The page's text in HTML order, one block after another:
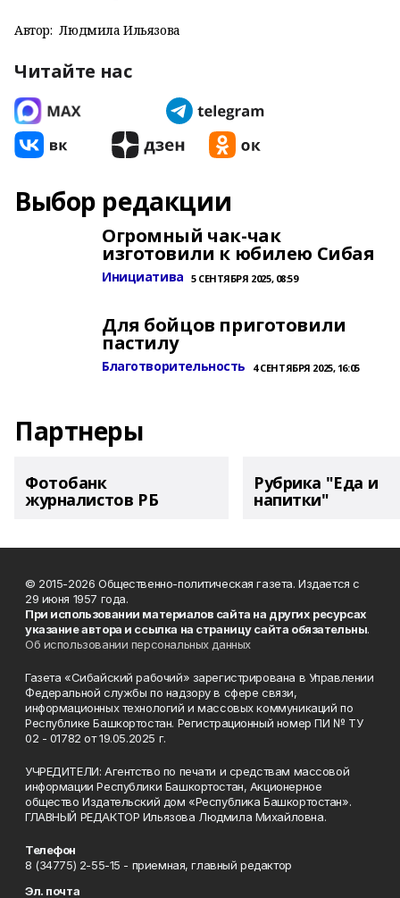
Автор: Людмила Ильязова
Читайте нас
Выбор редакции
Огромный чак-чак
изготовили к юбилею Сибая
Инициатива 5 СЕНТЯБРЯ 2025, 08:59
Для бойцов приготовили
пастилу
Благотворительность 4 СЕНТЯБРЯ 2025, 16:05
Партнеры
Фотобанк
журналистов РБ
Рубрика "Еда и
напитки"
© 2015-2026 Общественно-политическая газета. Издается с
29 июня 1957 года.
При использовании материалов сайта на других ресурсах
указание автора и ссылка на страницу сайта обязательны.
Об использовании персональных данных
Газета «Сибайский рабочий» зарегистрирована в Управлении
Федеральной службы по надзору в сфере связи,
информационных технологий и массовых коммуникаций по
Республике Башкортостан. Регистрационный номер ПИ № ТУ
02 - 01782 от 19.05.2025 г.
УЧРЕДИТЕЛИ: Агентство по печати и средствам массовой
информации Республики Башкортостан, Акционерное
общество Издательский дом «Республика Башкортостан».
ГЛАВНЫЙ РЕДАКТОР Ильязова Людмила Михайловна.
Телефон
8 (34775) 2-55-15 - приемная, главный редактор
Эл. почта